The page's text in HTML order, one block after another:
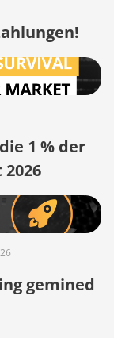
1 % der
gemined